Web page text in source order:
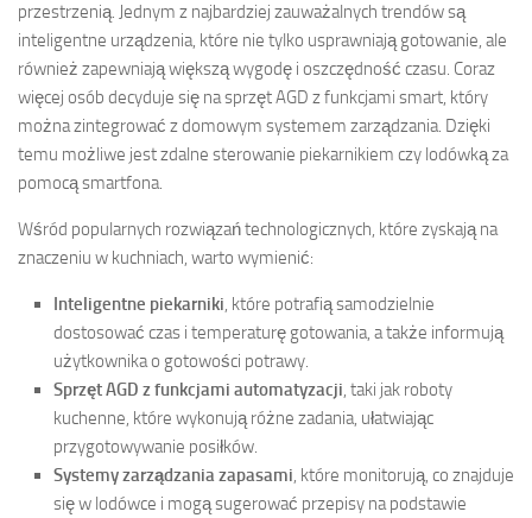
przestrzenią. Jednym z najbardziej zauważalnych trendów są
inteligentne urządzenia, które nie tylko usprawniają gotowanie, ale
również zapewniają większą wygodę i oszczędność czasu. Coraz
więcej osób decyduje się na sprzęt AGD z funkcjami smart, który
można zintegrować z domowym systemem zarządzania. Dzięki
temu możliwe jest zdalne sterowanie piekarnikiem czy lodówką za
pomocą smartfona.
Wśród popularnych rozwiązań technologicznych, które zyskają na
znaczeniu w kuchniach, warto wymienić:
Inteligentne piekarniki, które potrafią samodzielnie
dostosować czas i temperaturę gotowania, a także informują
użytkownika o gotowości potrawy.
Sprzęt AGD z funkcjami automatyzacji, taki jak roboty
kuchenne, które wykonują różne zadania, ułatwiając
przygotowywanie posiłków.
Systemy zarządzania zapasami, które monitorują, co znajduje
się w lodówce i mogą sugerować przepisy na podstawie